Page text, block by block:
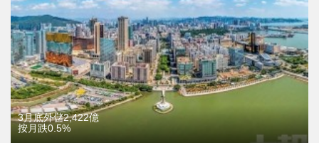
3月底外儲2,422億
按月跌0.5%